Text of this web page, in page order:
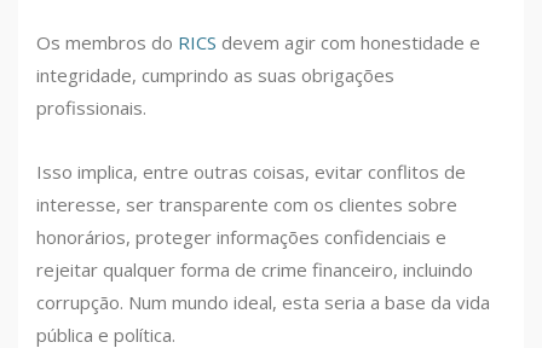
Os membros do RICS devem agir com honestidade e
integridade, cumprindo as suas obrigações
profissionais.
Isso implica, entre outras coisas, evitar conflitos de
interesse, ser transparente com os clientes sobre
honorários, proteger informações confidenciais e
rejeitar qualquer forma de crime financeiro, incluindo
corrupção. Num mundo ideal, esta seria a base da vida
pública e política.